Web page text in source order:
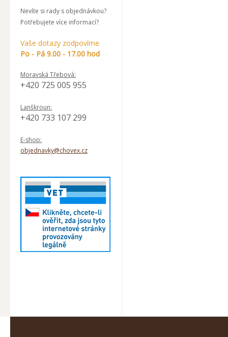
Nevíte si rady s objednávkou?
Potřebujete více informací?
Vaše dotazy zodpovíme
Po - Pá 9.00 - 17.00 hod
Moravská Třebová:
+420 725 005 955
Lanškroun:
+420 733 107 299
E-shop:
objednavky@chovex.cz